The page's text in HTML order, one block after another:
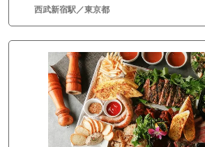
西武新宿駅／東京都